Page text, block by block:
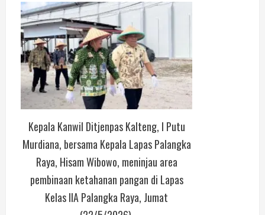
Kepala Kanwil Ditjenpas Kalteng, I Putu
Murdiana, bersama Kepala Lapas Palangka
Raya, Hisam Wibowo, meninjau area
pembinaan ketahanan pangan di Lapas
Kelas IIA Palangka Raya, Jumat